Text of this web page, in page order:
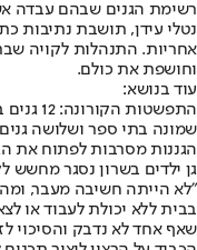
רשימת הגנים שבהם עבדה
נטלי עידן, תושבת נתיבות
אחריות. התנהלות לקויה
וחושפת את כולם.
עוד בנושא:
התפשטות הקורונה: 12 גנים בהרצליה נסגרו
שמונה בתי ספר ושלושה
הגננות מסרבות לפתוח את
גן ילדים בשרון נסגר מחשש
"לא הייתה חשיבה מעבר, ומה
בבית ללא יכולת לעבוד או
שאף אחד לא נדבק והסיכוי